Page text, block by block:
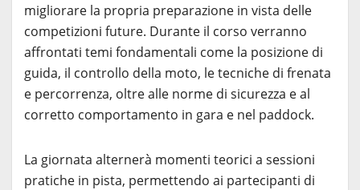
migliorare la propria preparazione in vista delle
competizioni future. Durante il corso verranno
affrontati temi fondamentali come la posizione di
guida, il controllo della moto, le tecniche di frenata
e percorrenza, oltre alle norme di sicurezza e al
corretto comportamento in gara e nel paddock.
La giornata alternerà momenti teorici a sessioni
pratiche in pista, permettendo ai partecipanti di